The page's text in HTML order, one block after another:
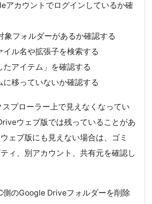
アカウントでログインしているか確
象フォルダーがあるか確認する
イル名や拡張子を検索する
たアイテム」を確認する
に移っていないか確認する
プローラー上で見えなくなってい
ウェブ版では残っていることがあ
ェブ版にも見えない場合は、ゴミ
ィ、別アカウント、共有元を確認し
側のGoogle Driveフォルダーを削除